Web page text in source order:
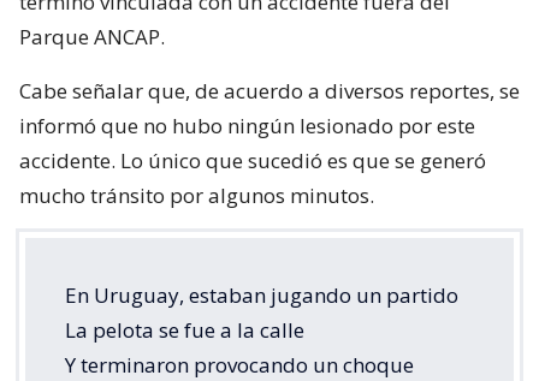
Parque ANCAP.
Cabe señalar que, de acuerdo a diversos reportes, se
informó que no hubo ningún lesionado por este
accidente. Lo único que sucedió es que se generó
mucho tránsito por algunos minutos.
En Uruguay, estaban jugando un partido
La pelota se fue a la calle
Y terminaron provocando un choque